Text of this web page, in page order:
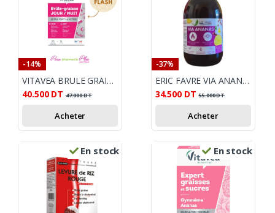
-14%
VITAVEA BRULE GRAISSE JOUR ET NUIT EXTRA FORT 30 GELULES
40.500 DT 47.000DT
Acheter
-37%
ERIC FAVRE VIA ANANAS BRULEUR DE GRAISSES 200ML
34.500 DT 55.000DT
Acheter
En stock En stock